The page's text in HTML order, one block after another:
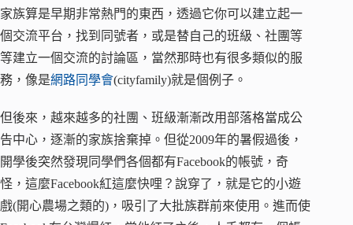
家族算是早期非常熱門的東西，透過它你可以建立起一
個交流平台，找到同號者，或是替自己的班級、社團等
等建立一個交流的討論區，當然那時也有很多類似的服
務，像是網路同學會(cityfamily)就是個例子。
但後來，越來越多的社團、班級漸漸改用部落格當成公
告中心，逐漸的家族捨棄掉。但從2009年的暑假過後，
開學後突然發現同學們各個都有Facebook的帳號，奇
怪，這麼Facebook紅這麼快哩？說穿了，就是它的小遊
戲(開心農場之類的)，吸引了大批族群前來使用。進而使